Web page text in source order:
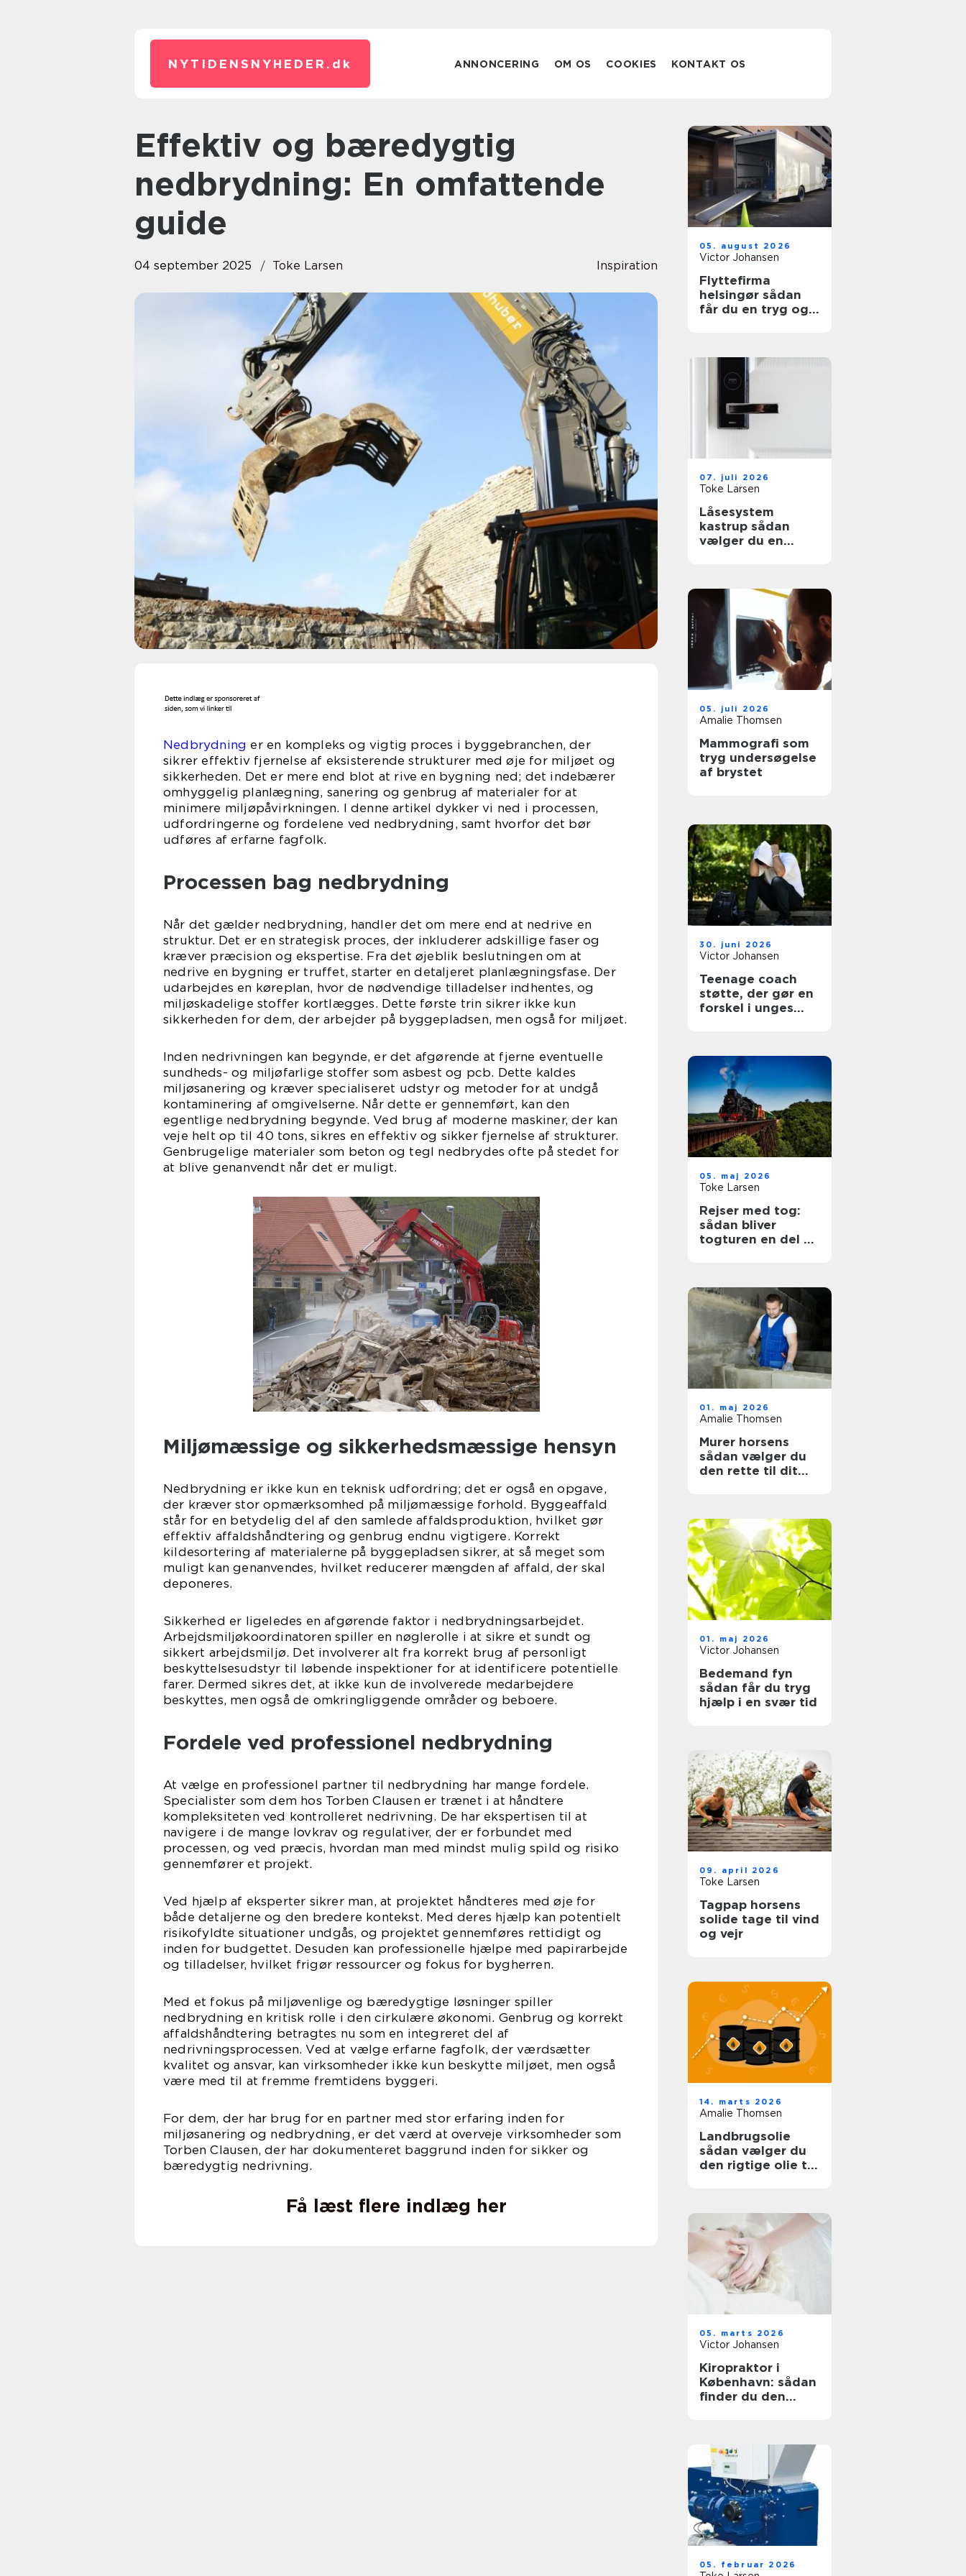
NYTIDENSNYHEDER. dk ANNONCERING OM OS COOKIES KONTAKT OS
Effektiv og bæredygtig
nedbrydning: En omfattende
guide
04 september 2025 Toke Larsen Inspiration
Nedbrydning er en kompleks og vigtig proces i byggebranchen, der
sikrer effektiv fjernelse af eksisterende strukturer med øje for miljøet og
sikkerheden. Det er mere end blot at rive en bygning ned; det indebærer
omhyggelig planlægning, sanering og genbrug af materialer for at
minimere miljøpåvirkningen. I denne artikel dykker vi ned i processen,
udfordringerne og fordelene ved nedbrydning, samt hvorfor det bør
udføres af erfarne fagfolk.
Processen bag nedbrydning
Når det gælder nedbrydning, handler det om mere end at nedrive en
struktur. Det er en strategisk proces, der inkluderer adskillige faser og
kræver præcision og ekspertise. Fra det øjeblik beslutningen om at
nedrive en bygning er truffet, starter en detaljeret planlægningsfase. Der
udarbejdes en køreplan, hvor de nødvendige tilladelser indhentes, og
miljøskadelige stoffer kortlægges. Dette første trin sikrer ikke kun
sikkerheden for dem, der arbejder på byggepladsen, men også for miljøet.
Inden nedrivningen kan begynde, er det afgørende at fjerne eventuelle
sundheds- og miljøfarlige stoffer som asbest og pcb. Dette kaldes
miljøsanering og kræver specialiseret udstyr og metoder for at undgå
kontaminering af omgivelserne. Når dette er gennemført, kan den
egentlige nedbrydning begynde. Ved brug af moderne maskiner, der kan
veje helt op til 40 tons, sikres en effektiv og sikker fjernelse af strukturer.
Genbrugelige materialer som beton og tegl nedbrydes ofte på stedet for
at blive genanvendt når det er muligt.
Miljømæssige og sikkerhedsmæssige hensyn
Nedbrydning er ikke kun en teknisk udfordring; det er også en opgave,
der kræver stor opmærksomhed på miljømæssige forhold. Byggeaffald
står for en betydelig del af den samlede affaldsproduktion, hvilket gør
effektiv affaldshåndtering og genbrug endnu vigtigere. Korrekt
kildesortering af materialerne på byggepladsen sikrer, at så meget som
muligt kan genanvendes, hvilket reducerer mængden af affald, der skal
deponeres.
Sikkerhed er ligeledes en afgørende faktor i nedbrydningsarbejdet.
Arbejdsmiljøkoordinatoren spiller en nøglerolle i at sikre et sundt og
sikkert arbejdsmiljø. Det involverer alt fra korrekt brug af personligt
beskyttelsesudstyr til løbende inspektioner for at identificere potentielle
farer. Dermed sikres det, at ikke kun de involverede medarbejdere
beskyttes, men også de omkringliggende områder og beboere.
Fordele ved professionel nedbrydning
At vælge en professionel partner til nedbrydning har mange fordele.
Specialister som dem hos Torben Clausen er trænet i at håndtere
kompleksiteten ved kontrolleret nedrivning. De har ekspertisen til at
navigere i de mange lovkrav og regulativer, der er forbundet med
processen, og ved præcis, hvordan man med mindst mulig spild og risiko
gennemfører et projekt.
Ved hjælp af eksperter sikrer man, at projektet håndteres med øje for
både detaljerne og den bredere kontekst. Med deres hjælp kan potentielt
risikofyldte situationer undgås, og projektet gennemføres rettidigt og
inden for budgettet. Desuden kan professionelle hjælpe med papirarbejde
og tilladelser, hvilket frigør ressourcer og fokus for bygherren.
Med et fokus på miljøvenlige og bæredygtige løsninger spiller
nedbrydning en kritisk rolle i den cirkulære økonomi. Genbrug og korrekt
affaldshåndtering betragtes nu som en integreret del af
nedrivningsprocessen. Ved at vælge erfarne fagfolk, der værdsætter
kvalitet og ansvar, kan virksomheder ikke kun beskytte miljøet, men også
være med til at fremme fremtidens byggeri.
For dem, der har brug for en partner med stor erfaring inden for
miljøsanering og nedbrydning, er det værd at overveje virksomheder som
Torben Clausen, der har dokumenteret baggrund inden for sikker og
bæredygtig nedrivning.
Få læst flere indlæg her
05. august 2026
Victor Johansen
Flyttefirma
helsingør sådan
får du en tryg og
07. juli 2026
Toke Larsen
Låsesystem
kastrup sådan
vælger du en
05. juli 2026
Amalie Thomsen
Mammografi som
tryg undersøgelse
af brystet
30. juni 2026
Victor Johansen
Teenage coach
støtte, der gør en
forskel i unges
05. maj 2026
Toke Larsen
Rejser med tog:
sådan bliver
togturen en del af
01. maj 2026
Amalie Thomsen
Murer horsens
sådan vælger du
den rette til dit
01. maj 2026
Victor Johansen
Bedemand fyn
sådan får du tryg
hjælp i en svær tid
09. april 2026
Toke Larsen
Tagpap horsens
solide tage til vind
og vejr
14. marts 2026
Amalie Thomsen
Landbrugsolie
sådan vælger du
den rigtige olie til
05. marts 2026
Victor Johansen
Kiropraktor i
København: sådan
finder du den
05. februar 2026